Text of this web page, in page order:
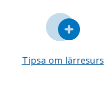
Tipsa om lärresurs